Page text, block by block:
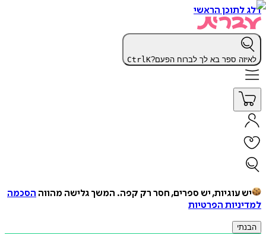
דלג לתוכן הראשי
לאיזה ספר בא לך לברוח הפעם? CtrlK
יש עוגיות, יש ספרים, חסר רק קפה. המשך גלישה מהווה הסכמה
למדיניות הפרטיות
הבנתי